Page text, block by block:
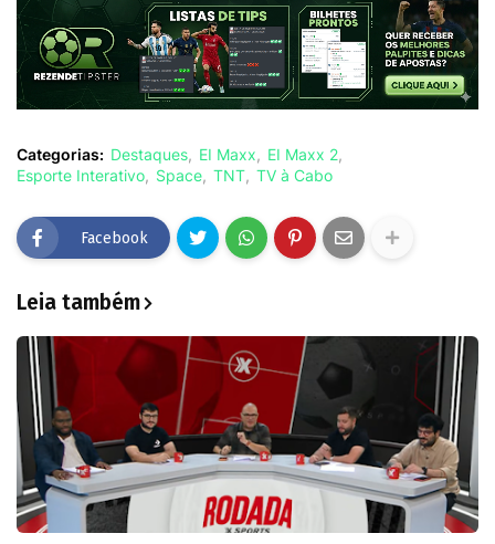
Categorias: Destaques EI Maxx
EI Maxx 2
Esporte Interativo
Space TNT TV à Cabo
Facebook
Leia também